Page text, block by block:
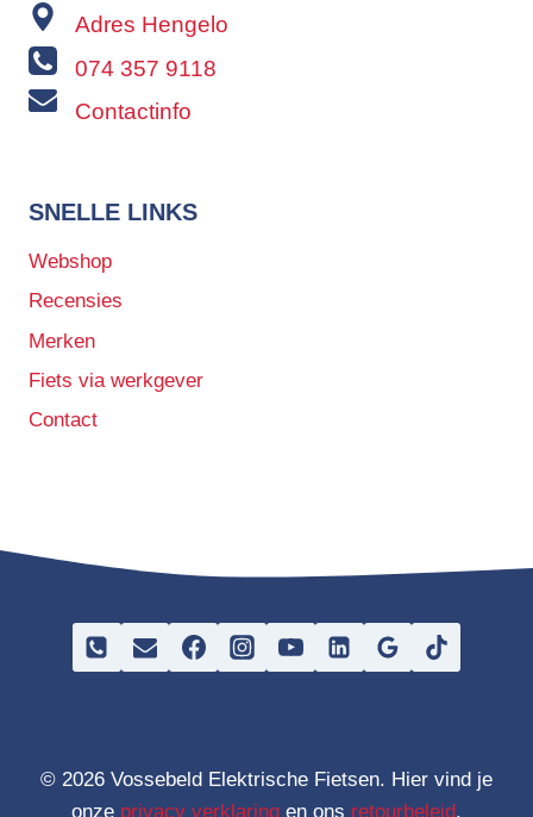
Adres Hengelo
074 357 9118
Contactinfo
SNELLE LINKS
Webshop
Recensies
Merken
Fiets via werkgever
Contact
© 2026 Vossebeld Elektrische Fietsen. Hier vind je
onze privacy verklaring en ons retourbeleid.